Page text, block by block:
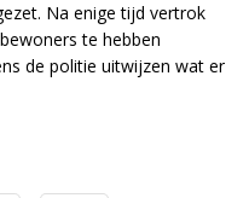
Na enige tijd vertrok
te hebben
de politie uitwijzen wat er